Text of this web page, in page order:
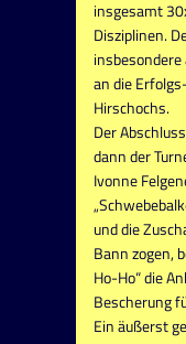
insgesamt
Disziplinen.
an die
Hirschochs.
Der
dann der
Ivonne
und die
Bann zogen,
Ho-Ho“ die
Bescherung
Ein äußerst